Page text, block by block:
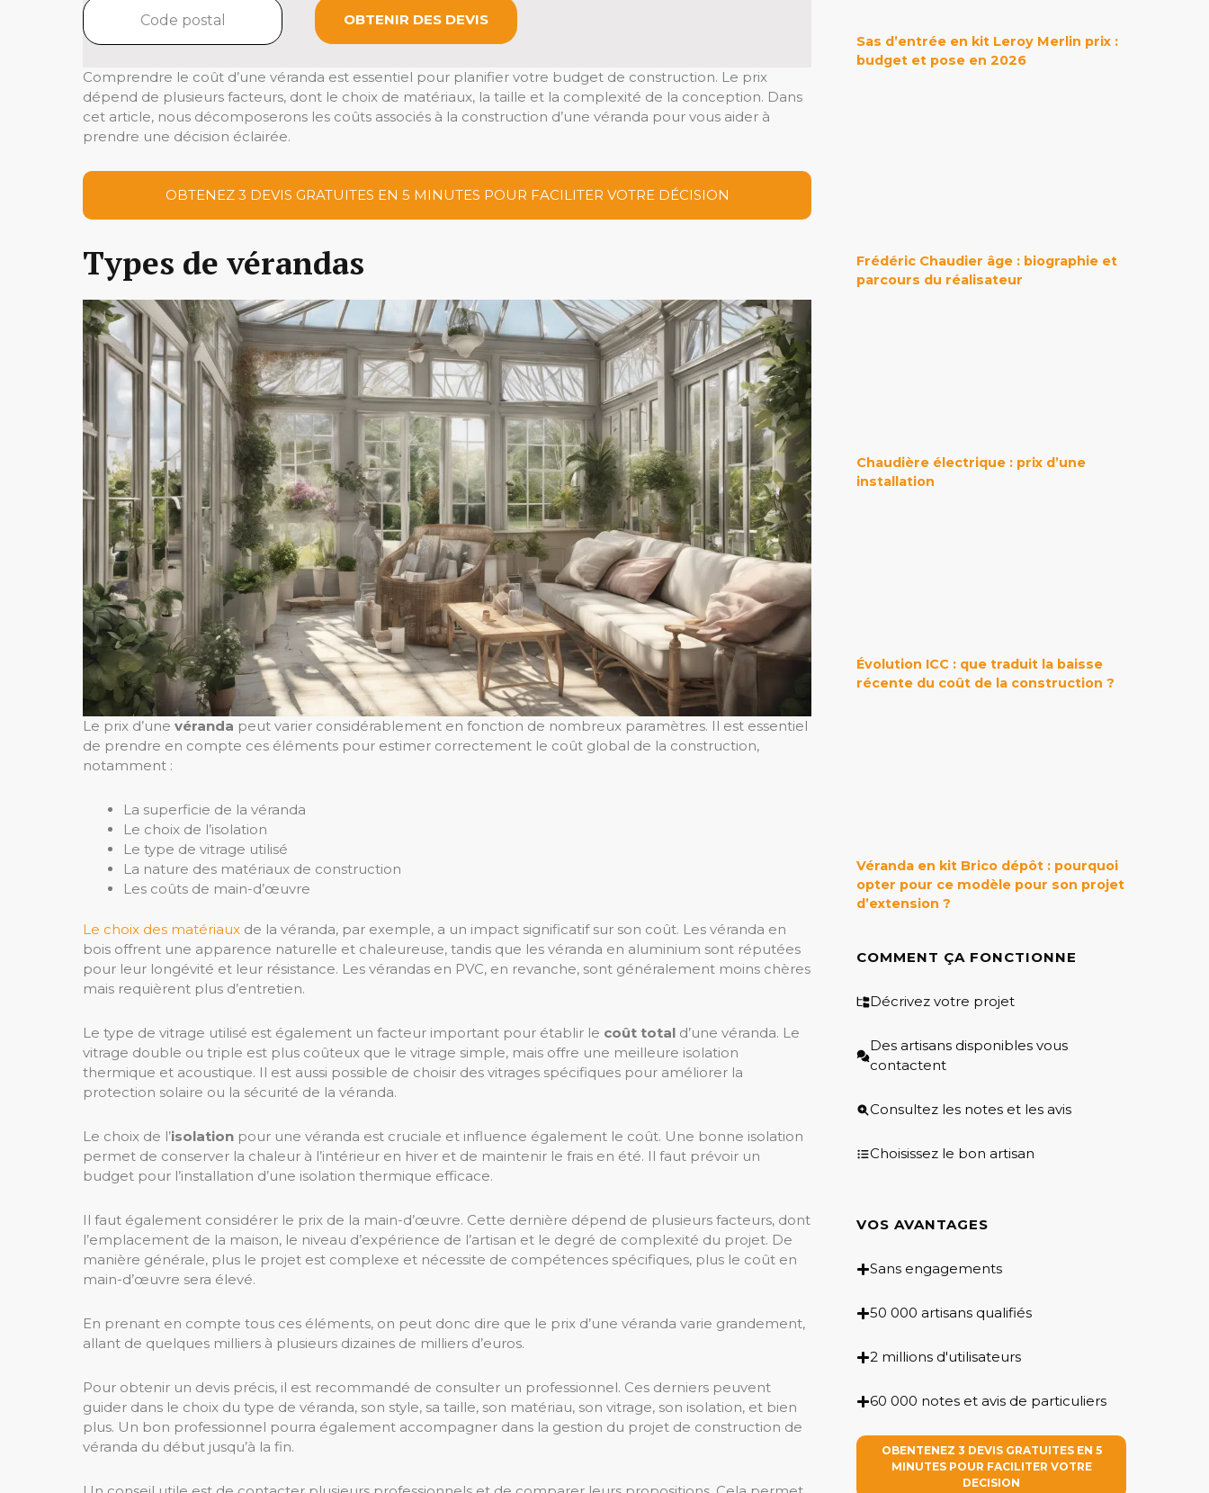
OBTENIR DES DEVIS
Comprendre le coût d’une véranda est essentiel pour planifier votre budget de construction. Le prix
dépend de plusieurs facteurs, dont le choix de matériaux, la taille et la complexité de la conception. Dans
cet article, nous décomposerons les coûts associés à la construction d’une véranda pour vous aider à
prendre une décision éclairée.
OBTENEZ 3 DEVIS GRATUITES EN 5 MINUTES POUR FACILITER VOTRE DÉCISION
Types de vérandas
Le prix d’une véranda peut varier considérablement en fonction de nombreux paramètres. Il est essentiel
de prendre en compte ces éléments pour estimer correctement le coût global de la construction,
notamment :
La superficie de la véranda
Le choix de l’isolation
Le type de vitrage utilisé
La nature des matériaux de construction
Les coûts de main-d’œuvre
Le choix des matériaux de la véranda, par exemple, a un impact significatif sur son coût. Les véranda en
bois offrent une apparence naturelle et chaleureuse, tandis que les véranda en aluminium sont réputées
pour leur longévité et leur résistance. Les vérandas en PVC, en revanche, sont généralement moins chères
mais requièrent plus d’entretien.
Le type de vitrage utilisé est également un facteur important pour établir le coût total d’une véranda. Le
vitrage double ou triple est plus coûteux que le vitrage simple, mais offre une meilleure isolation
thermique et acoustique. Il est aussi possible de choisir des vitrages spécifiques pour améliorer la
protection solaire ou la sécurité de la véranda.
Le choix de l’isolation pour une véranda est cruciale et influence également le coût. Une bonne isolation
permet de conserver la chaleur à l’intérieur en hiver et de maintenir le frais en été. Il faut prévoir un
budget pour l’installation d’une isolation thermique efficace.
Il faut également considérer le prix de la main-d’œuvre. Cette dernière dépend de plusieurs facteurs, dont
l’emplacement de la maison, le niveau d’expérience de l’artisan et le degré de complexité du projet. De
manière générale, plus le projet est complexe et nécessite de compétences spécifiques, plus le coût en
main-d’œuvre sera élevé.
En prenant en compte tous ces éléments, on peut donc dire que le prix d’une véranda varie grandement,
allant de quelques milliers à plusieurs dizaines de milliers d’euros.
Pour obtenir un devis précis, il est recommandé de consulter un professionnel. Ces derniers peuvent
guider dans le choix du type de véranda, son style, sa taille, son matériau, son vitrage, son isolation, et bien
plus. Un bon professionnel pourra également accompagner dans la gestion du projet de construction de
véranda du début jusqu’à la fin.
Sas d’entrée en kit Leroy Merlin prix :
budget et pose en 2026
Frédéric Chaudier âge : biographie et
parcours du réalisateur
Chaudière électrique : prix d’une
installation
Évolution ICC : que traduit la baisse
récente du coût de la construction ?
Véranda en kit Brico dépôt : pourquoi
opter pour ce modèle pour son projet
d’extension ?
COMMENT ÇA FONCTIONNE
Décrivez votre projet
Des artisans disponibles vous
contactent
Consultez les notes et les avis
Choisissez le bon artisan
VOS AVANTAGES
Sans engagements
50 000 artisans qualifiés
2 millions d'utilisateurs
60 000 notes et avis de particuliers
OBENTENEZ 3 DEVIS GRATUITES EN 5
MINUTES POUR FACILITER VOTRE
DECISION